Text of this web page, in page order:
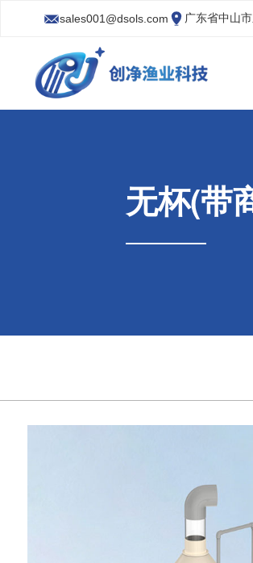
sales001@dsols.com 广东省中山
无杯(带